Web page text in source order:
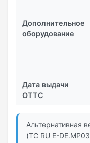
Дополнительное
оборудование
Дата выдачи
ОТТС
Альтернативная
(ТС RU Е-